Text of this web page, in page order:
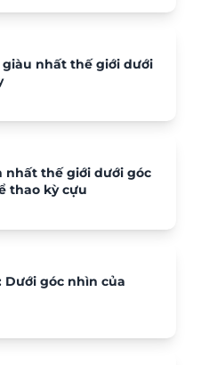
giàu nhất thế giới dưới
nhất thế giới dưới góc
thao kỳ cựu
Dưới góc nhìn của